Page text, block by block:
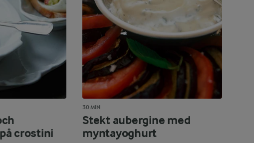
crostini
30 MIN
Stekt aubergine med
myntayoghurt